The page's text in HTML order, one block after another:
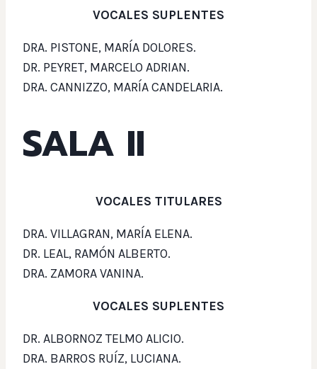
VOCALES SUPLENTES
DRA. PISTONE, MARÍA DOLORES.
DR. PEYRET, MARCELO ADRIAN.
DRA. CANNIZZO, MARÍA CANDELARIA.
SALA II
VOCALES TITULARES
DRA. VILLAGRAN, MARÍA ELENA.
DR. LEAL, RAMÓN ALBERTO.
DRA. ZAMORA VANINA.
VOCALES SUPLENTES
DR. ALBORNOZ TELMO ALICIO.
DRA. BARROS RUÍZ, LUCIANA.